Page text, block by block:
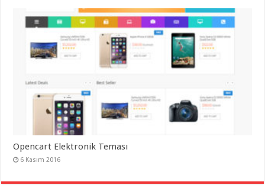
instagram
Opencart Elektronik Teması
6 Kasım 2016